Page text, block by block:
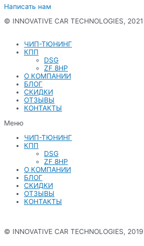
Написать нам
© INNOVATIVE CAR TECHNOLOGIES, 2021
ЧИП-ТЮНИНГ
КПП
DSG
ZF 8HP
О КОМПАНИИ
БЛОГ
СКИДКИ
ОТЗЫВЫ
КОНТАКТЫ
Меню
ЧИП-ТЮНИНГ
КПП
DSG
ZF 8HP
О КОМПАНИИ
БЛОГ
СКИДКИ
ОТЗЫВЫ
КОНТАКТЫ
© INNOVATIVE CAR TECHNOLOGIES, 2019